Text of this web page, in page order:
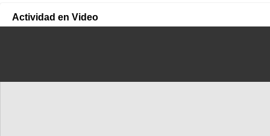
Actividad en Video